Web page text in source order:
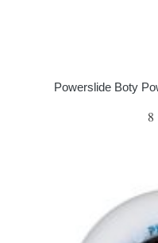
Powerslide Boty
8